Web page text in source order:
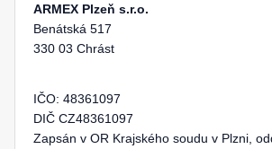
ARMEX Plzeň s.r.o.
Benátská 517
330 03 Chrást
IČO: 48361097
DIČ CZ48361097
Zapsán v OR Krajského soudu v Plzni,